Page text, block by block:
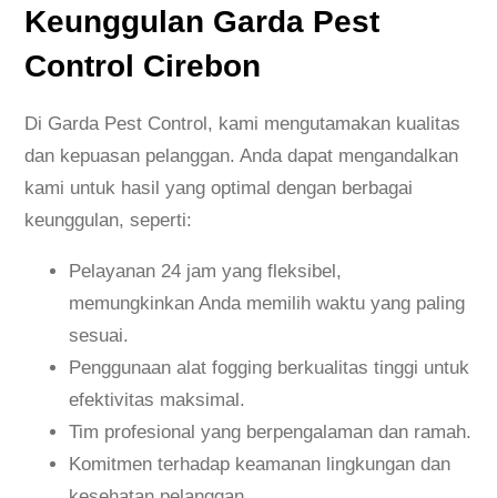
Keunggulan Garda Pest
Control Cirebon
Di Garda Pest Control, kami mengutamakan kualitas
dan kepuasan pelanggan. Anda dapat mengandalkan
kami untuk hasil yang optimal dengan berbagai
keunggulan, seperti:
Pelayanan 24 jam yang fleksibel,
memungkinkan Anda memilih waktu yang paling
sesuai.
Penggunaan alat fogging berkualitas tinggi untuk
efektivitas maksimal.
Tim profesional yang berpengalaman dan ramah.
Komitmen terhadap keamanan lingkungan dan